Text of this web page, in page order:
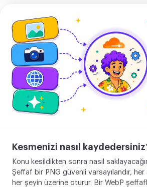
yükle
Kesmenizi nasıl
Konu kesildikten sonra nasıl
Şeffaf bir PNG güvenli varsayılandır, her
her şeyin üzerine oturur. Bir WebP